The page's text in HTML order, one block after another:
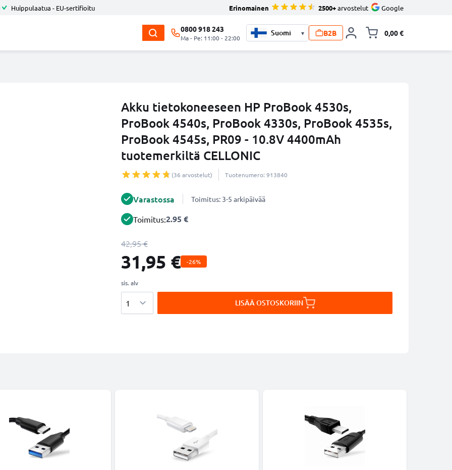
Huippulaatua - EU-sertifioitu Erinomainen 2500+arvostelut Google
0800 918 243
Ma - Pe: 11:00 - 22:00
▾ B2B 0,00 €
Akku tietokoneeseen HP ProBook 4530s,
ProBook 4540s, ProBook 4330s, ProBook 4535s,
ProBook 4545s, PR09 - 10.8V 4400mAh
tuotemerkiltä CELLONIC
(36 arvostelut) Tuotenumero: 913840
Varastossa Toimitus: 3-5 arkipäivää
Toimitus:2.95 €
42,95 €
31,95 € -26%
sis. alv
LISÄÄ OSTOSKORIIN